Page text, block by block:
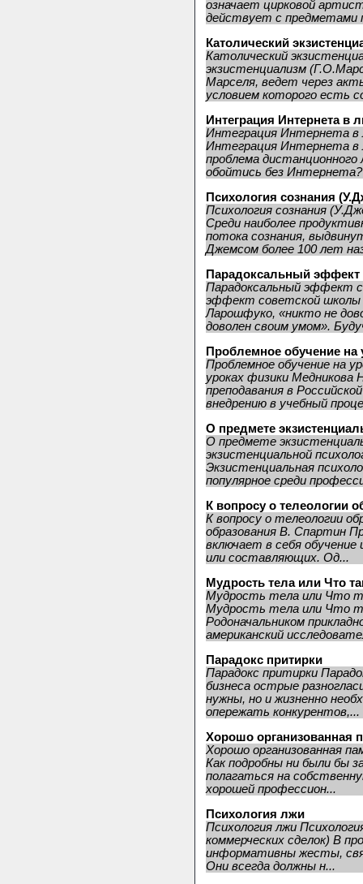
означает цирковой
действует с предметами
Католический
Католический
экзистенциализм
Марселя, ведет через
условием которого есть
Интеграция Интернета в
Интеграция Интернета в
Интеграция Интернета в
проблема
обойтись без
Психология сознания
Психология сознания
Среди наиболее
потока сознания,
Джемсом более 100 лет
Парадоксальный
Парадоксальный эффект
эффект советской школы
Ларошфуко, «никто не
доволен своим умом».
Проблемное обучение на
Проблемное обучение на
уроках физики Медникова
преподавания в
внедрению в учебный
О предмете
О предмете
экзистенциальной
Экзистенциальная
популярное среди
К вопросу о телеологии
К вопросу о телеологии
образования В. Спартин
включает в себя
или составляющих. Од...
Мудрость тела или Что
Мудрость тела или Что
Мудрость тела или Что
Родоначальником
американский
Парадокс притирки
Парадокс притирки
бизнеса острые
нужны, но и жизненно
опережать конкурентов,...
Хорошо организованная
Хорошо организованная
Как подробны ни были бы
полагаться на
хорошей профессион...
Психология лжи
Психология лжи
коммерческих сделок) В
информативны жесты,
Они всегда должны н...